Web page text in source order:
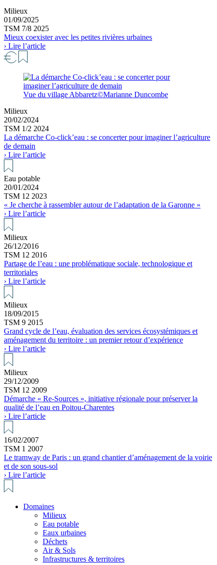
Milieux
01/09/2025
TSM 7/8 2025
Mieux coexister avec les petites rivières urbaines
› Lire l’article
Vue du village Abbaretz©Marianne Duncombe
Milieux
20/02/2024
TSM 1/2 2024
La démarche Co-click’eau : se concerter pour imaginer l’agriculture
de demain
› Lire l’article
Eau potable
20/01/2024
TSM 12 2023
« Je cherche à rassembler autour de l’adaptation de la Garonne »
› Lire l’article
Milieux
26/12/2016
TSM 12 2016
Partage de l’eau : une problématique sociale, technologique et
territoriales
› Lire l’article
Milieux
18/09/2015
TSM 9 2015
Grand cycle de l’eau, évaluation des services écosystémiques et
aménagement du territoire : un premier retour d’expérience
› Lire l’article
Milieux
29/12/2009
TSM 12 2009
Démarche « Re-Sources », initiative régionale pour préserver la
qualité de l’eau en Poitou-Charentes
› Lire l’article
16/02/2007
TSM 1 2007
Le tramway de Paris : un grand chantier d’aménagement de la voirie
et de son sous-sol
› Lire l’article
Domaines
Milieux
Eau potable
Eaux urbaines
Déchets
Air & Sols
Infrastructures & territoires